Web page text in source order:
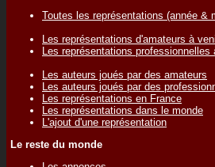
Toutes les représentations (année &
Les représentations d'amateurs à
Les représentations professionnelles
Les auteurs joués par des amateurs
Les auteurs joués par des
Les représentations en France
Les représentations dans le monde
L'ajout d'une représentation
Le reste du monde